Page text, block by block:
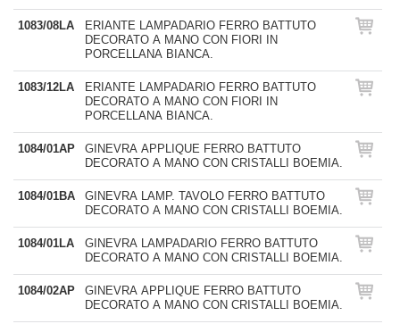
1083/08LA
ERIANTE LAMPADARIO FERRO BATTUTO
DECORATO A MANO CON FIORI IN
PORCELLANA BIANCA.
1083/12LA
ERIANTE LAMPADARIO FERRO BATTUTO
DECORATO A MANO CON FIORI IN
PORCELLANA BIANCA.
1084/01AP
GINEVRA APPLIQUE FERRO BATTUTO
DECORATO A MANO CON CRISTALLI BOEMIA.
1084/01BA
GINEVRA LAMP. TAVOLO FERRO BATTUTO
DECORATO A MANO CON CRISTALLI BOEMIA.
1084/01LA
GINEVRA LAMPADARIO FERRO BATTUTO
DECORATO A MANO CON CRISTALLI BOEMIA.
1084/02AP
GINEVRA APPLIQUE FERRO BATTUTO
DECORATO A MANO CON CRISTALLI BOEMIA.